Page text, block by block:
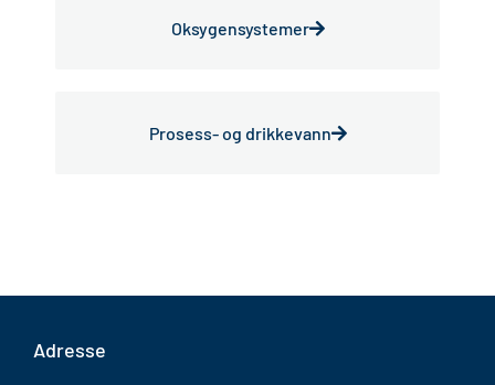
Oksygensystemer
Prosess- og drikkevann
Adresse